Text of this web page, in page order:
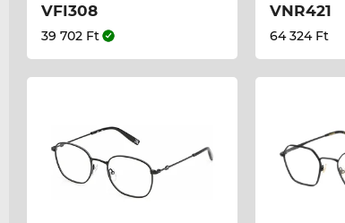
VFI308
39 702 Ft
VNR421
64 324 Ft